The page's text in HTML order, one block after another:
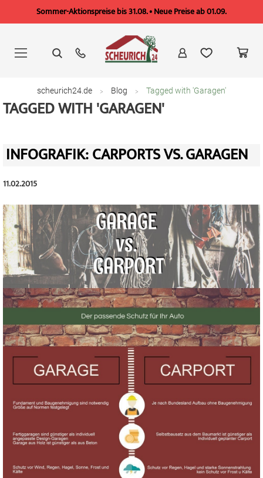
Sommer-Aktionspreise bis 31.08. • Neue Preise ab 01.09.
springen
scheurich24.de Blog Tagged with 'Garagen'
TAGGED WITH 'GARAGEN'
INFOGRAFIK: CARPORTS VS. GARAGEN
11.02.2015